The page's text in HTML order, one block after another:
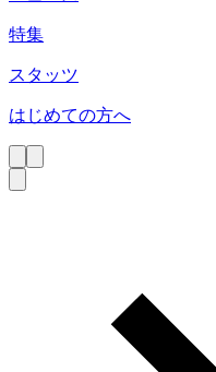
特集
スタッツ
はじめての方へ